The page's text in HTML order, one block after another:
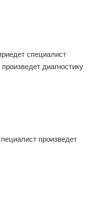
специалист
диагностику
произведет